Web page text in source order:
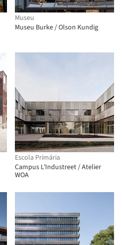
Museu
Museu Burke / Olson Kundig
Escola Primária
Campus L’Industreet / Atelier
WOA